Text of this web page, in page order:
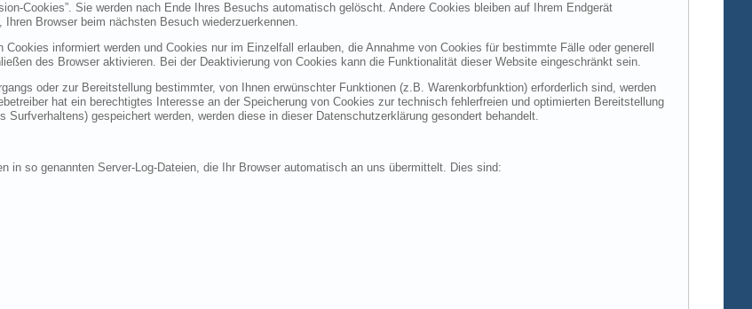
Cookies”. Sie werden nach Ende Ihres Besuchs automatisch gelöscht. Andere Cookies bleiben auf Ihrem Endgerät
Browser beim nächsten Besuch wiederzuerkennen.
informiert werden und Cookies nur im Einzelfall erlauben, die Annahme von Cookies für bestimmte Fälle oder generell
des Browser aktivieren. Bei der Deaktivierung von Cookies kann die Funktionalität dieser Website eingeschränkt sein.
oder zur Bereitstellung bestimmter, von Ihnen erwünschter Funktionen (z.B. Warenkorbfunktion) erforderlich sind, werden
hat ein berechtigtes Interesse an der Speicherung von Cookies zur technisch fehlerfreien und optimierten Bereitstellung
gespeichert werden, werden diese in dieser Datenschutzerklärung gesondert behandelt.
in so genannten Server-Log-Dateien, die Ihr Browser automatisch an uns übermittelt. Dies sind: